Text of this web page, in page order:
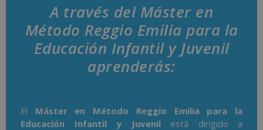
A través del Máster en
Método Reggio Emilia para la
Educación Infantil y Juvenil
aprenderás:
El Máster en Método Reggio Emilia para la
Educación Infantil y Juvenilestá dirigido a